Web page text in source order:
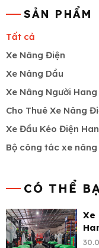
SẢN PHẨM
Tất cả
Xe Nâng Điện
Xe Nâng Dầu
Xe Nâng Người Hang
Cho Thuê Xe Nâng
Xe Đầu Kéo Điện
Bộ công tác xe nâng
CÓ THỂ
Xe